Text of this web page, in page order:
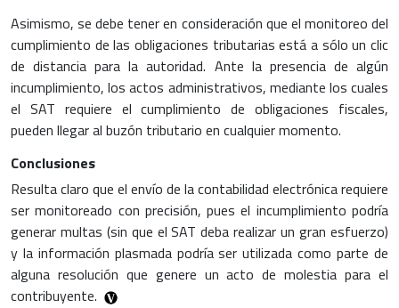
Asimismo, se debe tener en consideración que el monitoreo del
cumplimiento de las obligaciones tributarias está a sólo un clic
de distancia para la autoridad. Ante la presencia de algún
incumplimiento, los actos administrativos, mediante los cuales
el SAT requiere el cumplimiento de obligaciones fiscales,
pueden llegar al buzón tributario en cualquier momento.
Conclusiones
Resulta claro que el envío de la contabilidad electrónica requiere
ser monitoreado con precisión, pues el incumplimiento podría
generar multas (sin que el SAT deba realizar un gran esfuerzo)
y la información plasmada podría ser utilizada como parte de
alguna resolución que genere un acto de molestia para el
contribuyente.